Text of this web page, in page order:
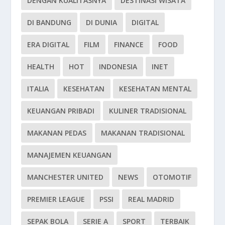
DI BANDUNG DI DUNIA DIGITAL
ERA DIGITAL FILM FINANCE FOOD
HEALTH HOT INDONESIA INET
ITALIA KESEHATAN KESEHATAN MENTAL
KEUANGAN PRIBADI KULINER TRADISIONAL
MAKANAN PEDAS MAKANAN TRADISIONAL
MANAJEMEN KEUANGAN
MANCHESTER UNITED NEWS OTOMOTIF
PREMIER LEAGUE PSSI REAL MADRID
SEPAK BOLA SERIE A SPORT TERBAIK